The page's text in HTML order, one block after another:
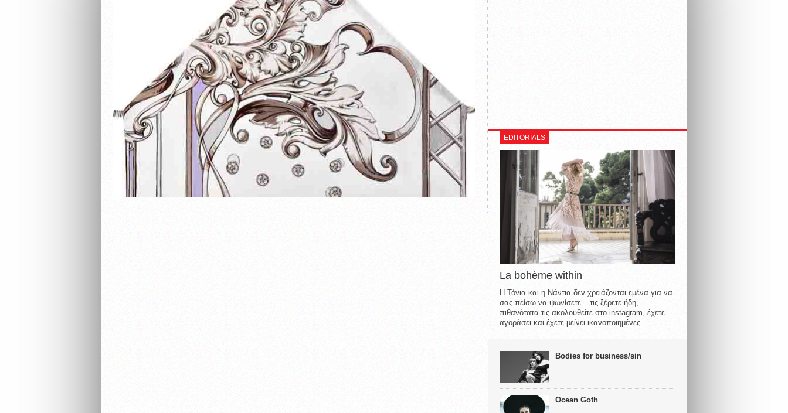
EDITORIALS
La bohème within
Η Τόνια και η Νάντια δεν χρειάζονται εμένα για να
σας πείσω να ψωνίσετε – τις ξέρετε ήδη,
πιθανότατα τις ακολουθείτε στο instagram, έχετε
αγοράσει και έχετε μείνει ικανοποιημένες...
Bodies for business/sin
Ocean Goth